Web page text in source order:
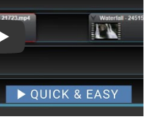
Play: Keynote (Google I/O '18)